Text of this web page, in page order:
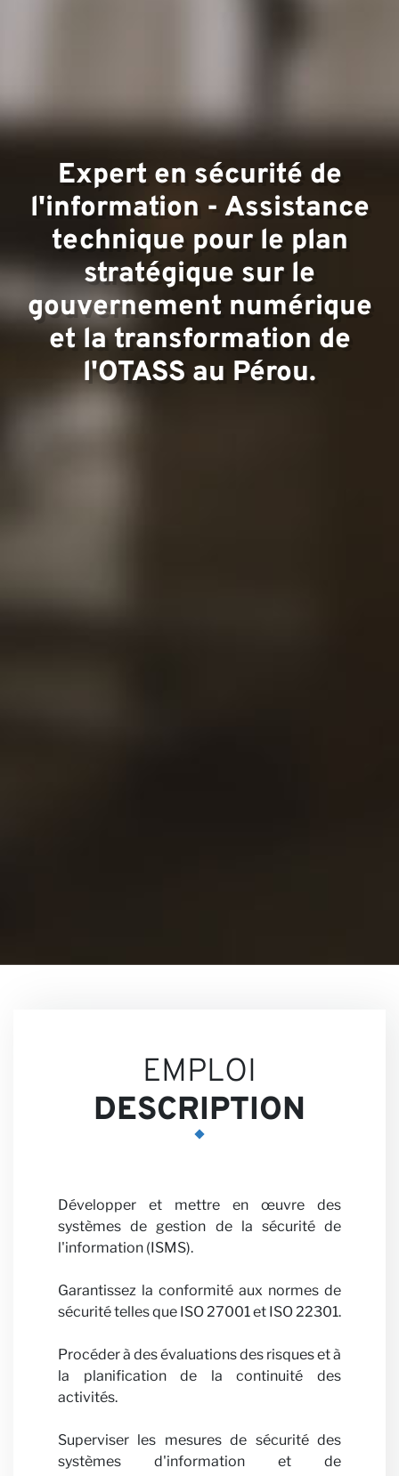
Nos
Expert en sécurité de
l'information - Assistance
technique pour le plan
stratégique sur le
gouvernement numérique
et la transformation de
l'OTASS au Pérou.
EMPLOI
DESCRIPTION
Développer et mettre en œuvre des
systèmes de gestion de la sécurité de
l'information (ISMS).
Garantissez la conformité aux normes de
sécurité telles que ISO 27001 et ISO 22301.
Procéder à des évaluations des risques et à
la planification de la continuité des
activités.
Superviser les mesures de sécurité des
systèmes d'information et de